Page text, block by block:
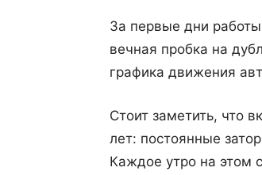
За первые дни
вечная пробка на
графика движения
Стоит заметить, что
лет: постоянные
Каждое утро на этом